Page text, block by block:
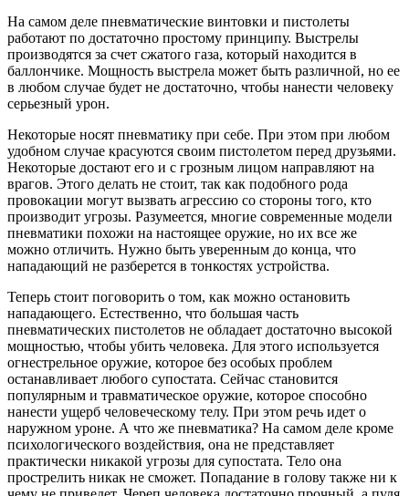
На самом деле пневматические винтовки и пистолеты
работают по достаточно простому принципу. Выстрелы
производятся за счет сжатого газа, который находится в
баллончике. Мощность выстрела может быть различной, но ее
в любом случае будет не достаточно, чтобы нанести человеку
серьезный урон.
Некоторые носят пневматику при себе. При этом при любом
удобном случае красуются своим пистолетом перед друзьями.
Некоторые достают его и с грозным лицом направляют на
врагов. Этого делать не стоит, так как подобного рода
провокации могут вызвать агрессию со стороны того, кто
производит угрозы. Разумеется, многие современные модели
пневматики похожи на настоящее оружие, но их все же
можно отличить. Нужно быть уверенным до конца, что
нападающий не разберется в тонкостях устройства.
Теперь стоит поговорить о том, как можно остановить
нападающего. Естественно, что большая часть
пневматических пистолетов не обладает достаточно высокой
мощностью, чтобы убить человека. Для этого используется
огнестрельное оружие, которое без особых проблем
останавливает любого супостата. Сейчас становится
популярным и травматическое оружие, которое способно
нанести ущерб человеческому телу. При этом речь идет о
наружном уроне. А что же пневматика? На самом деле кроме
психологического воздействия, она не представляет
практически никакой угрозы для супостата. Тело она
прострелить никак не сможет. Попадание в голову также ни к